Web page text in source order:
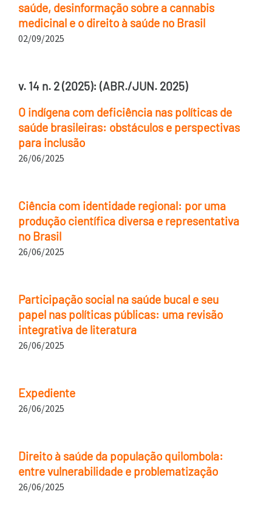
saúde, desinformação sobre a cannabis
medicinal e o direito à saúde no Brasil
02/09/2025
v. 14 n. 2 (2025): (ABR./JUN. 2025)
O indígena com deficiência nas políticas de
saúde brasileiras: obstáculos e perspectivas
para inclusão
26/06/2025
Ciência com identidade regional: por uma
produção científica diversa e representativa
no Brasil
26/06/2025
Participação social na saúde bucal e seu
papel nas políticas públicas: uma revisão
integrativa de literatura
26/06/2025
Expediente
26/06/2025
Direito à saúde da população quilombola:
entre vulnerabilidade e problematização
26/06/2025